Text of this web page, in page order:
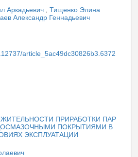
Аркадьевич
Тищенко Элина
Александр Геннадьевич
article_5ac49dc30826b3.6372
ПРИРАБОТКИ ПАР
ПОКРЫТИЯМИ В
ЭКСПЛУАТАЦИИ